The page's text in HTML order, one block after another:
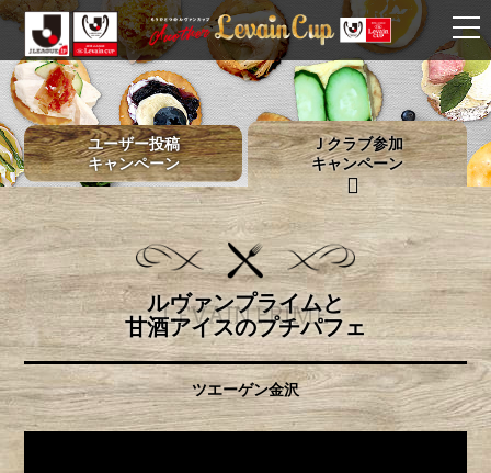
ユーザー投稿
キャンペーン
Ｊクラブ参加
キャンペーン
LEVAIN PRIME
ルヴァンプライムと
甘酒アイスのプチパフェ
ツエーゲン金沢